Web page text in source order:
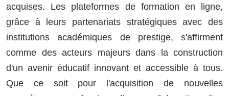
acquises. Les plateformes de formation en ligne,
grâce à leurs partenariats stratégiques avec des
institutions académiques de prestige, s'affirment
comme des acteurs majeurs dans la construction
d'un avenir éducatif innovant et accessible à tous.
Que ce soit pour l'acquisition de nouvelles